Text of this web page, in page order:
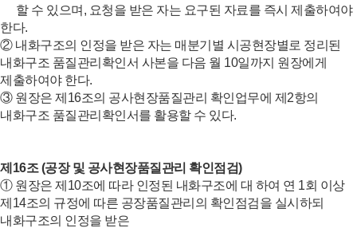
할 수 있으며, 요청을 받은 자는 요구된 자료를 즉시 제출하여야
한다.
② 내화구조의 인정을 받은 자는 매분기별 시공현장별로 정리된
내화구조 품질관리확인서 사본을 다음 월 10일까지 원장에게
제출하여야 한다.
③ 원장은 제16조의 공사현장품질관리 확인업무에 제2항의
내화구조 품질관리확인서를 활용할 수 있다.
제16조 (공장 및 공사현장품질관리 확인점검)
① 원장은 제10조에 따라 인정된 내화구조에 대 하여 연 1회 이상
제14조의 규정에 따른 공장품질관리의 확인점검을 실시하되
내화구조의 인정을 받은